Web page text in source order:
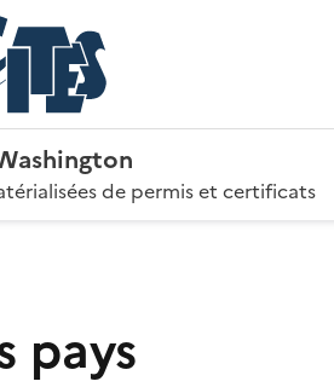
de permis et certificats
pays